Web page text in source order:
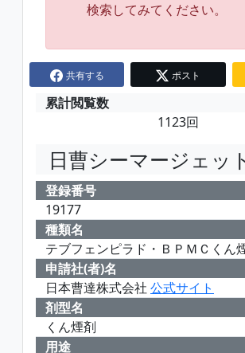
検索してみてください。
共有する ポスト
累計閲覧数
1123回
日曹シーマージェッ
登録番号
19177
種類名
テブフェンピラド・ＢＰＭＣくん
申請社(者)名
日本曹達株式会社 公式サイト
剤型名
くん煙剤
用途